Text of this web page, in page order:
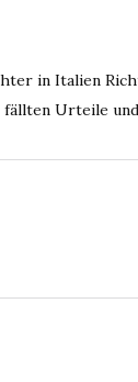
in Italien
Urteile